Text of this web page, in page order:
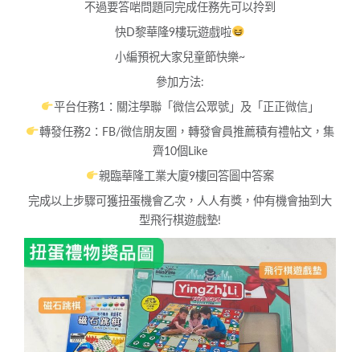
不過要答啱問題同完成任務先可以拎到
快D黎華隆9樓玩遊戲啦
小編預祝大家兒童節快樂~
參加方法:
平台任務1：關注學聯「微信公眾號」及「正正微信」
轉發任務2：FB/微信朋友圈，轉發會員推薦積有禮帖文，集
齊10個Like
親臨華隆工業大廈9樓回答圖中答案
完成以上步驟可獲扭蛋機會乙次，人人有獎，仲有機會抽到大
型飛行棋遊戲墊!